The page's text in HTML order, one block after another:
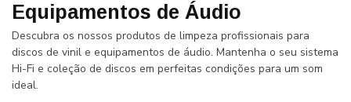
Equipamentos de Áudio
Descubra os nossos produtos de limpeza profissionais para
discos de vinil e equipamentos de áudio. Mantenha o seu sistema
Hi-Fi e coleção de discos em perfeitas condições para um som
ideal.